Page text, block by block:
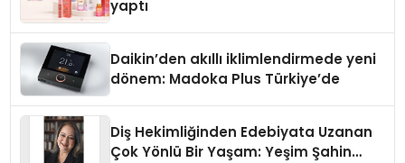
yaptı
Daikin’den akıllı iklimlendirmede yeni
dönem: Madoka Plus Türkiye’de
Diş Hekimliğinden Edebiyata Uzanan
Çok Yönlü Bir Yaşam: Yeşim Şahin